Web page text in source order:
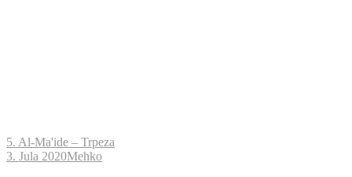
5. Al-Ma'ide – Trpeza
3. Jula 2020Mehko